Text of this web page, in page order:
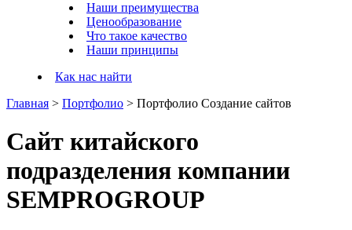
Наши преимущества
Ценообразование
Что такое качество
Наши принципы
Как нас найти
Главная > Портфолио > Портфолио Создание сайтов
Сайт китайского
подразделения компании
SEMPROGROUP